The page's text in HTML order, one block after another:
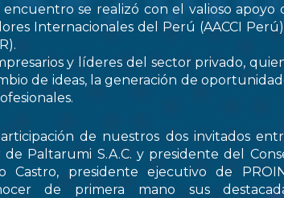
se realizó con el valioso apoyo
Internacionales del Perú (AACCI
y líderes del sector privado,
de ideas, la generación de
de nuestros dos invitados
Paltarumi S.A.C. y presidente del
presidente ejecutivo de
de primera mano sus